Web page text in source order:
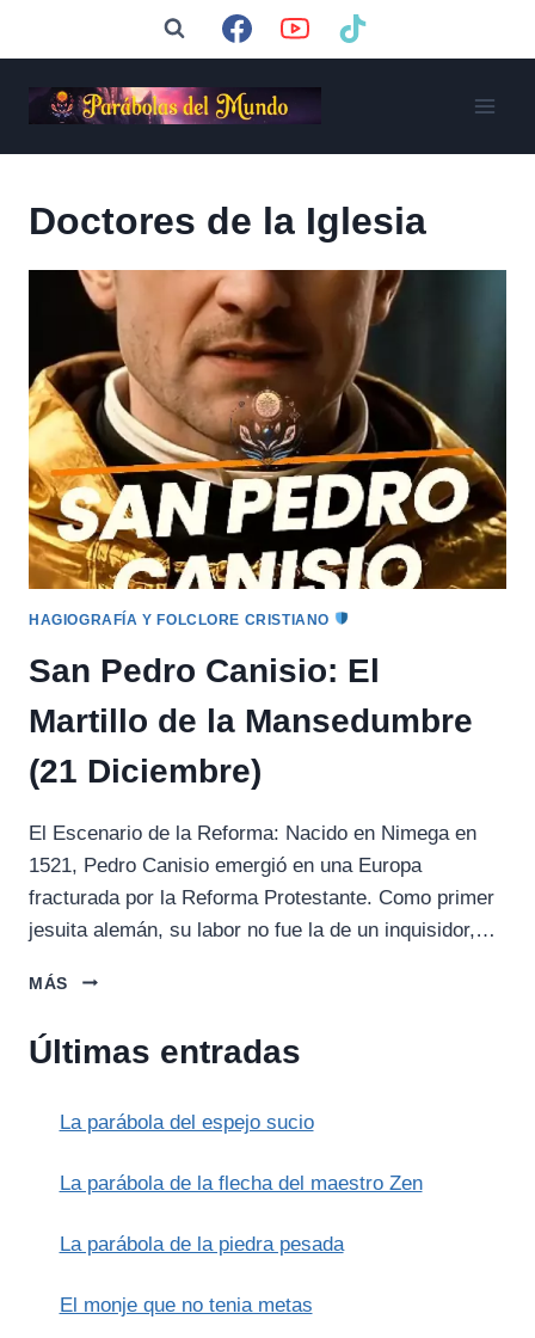
Doctores de la Iglesia
HAGIOGRAFÍA Y FOLCLORE CRISTIANO
San Pedro Canisio: El
Martillo de la Mansedumbre
(21 Diciembre)
El Escenario de la Reforma: Nacido en Nimega en
1521, Pedro Canisio emergió en una Europa
fracturada por la Reforma Protestante. Como primer
jesuita alemán, su labor no fue la de un inquisidor,…
MÁS
SAN
EL
LA
(21
Últimas entradas
La parábola del espejo sucio
La parábola de la flecha del maestro Zen
La parábola de la piedra pesada
El monje que no tenia metas